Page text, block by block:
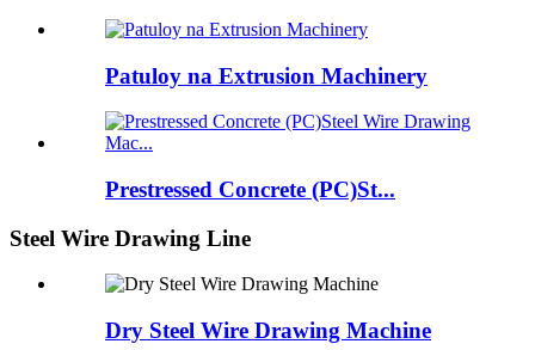
Patuloy na Extrusion Machinery
Prestressed Concrete (PC)St...
Steel Wire Drawing Line
Dry Steel Wire Drawing Machine